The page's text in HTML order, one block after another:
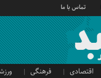
تماس با ما
اقتصادی فرهنگی